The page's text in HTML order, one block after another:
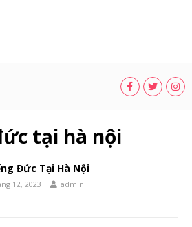
tại hà nội
Đức Tại Hà Nội
12, 2023 admin